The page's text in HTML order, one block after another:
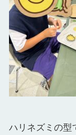
ハリネズミの型